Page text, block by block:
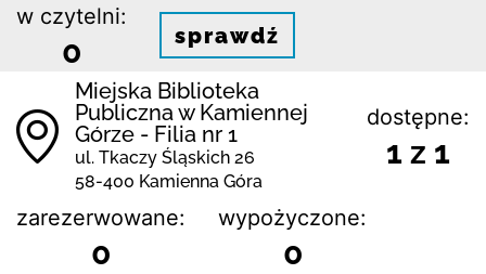
w czytelni:
0 sprawdź
Miejska Biblioteka
Publiczna w Kamiennej
Górze - Filia nr 1
ul. Tkaczy Śląskich 26
58-400 Kamienna Góra
dostępne:
1 z 1
zarezerwowane:
0
wypożyczone:
0